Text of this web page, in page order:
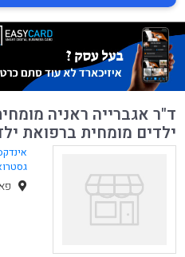
ד"ר אגברייה ראניה
ילדים מומחית ברפואת